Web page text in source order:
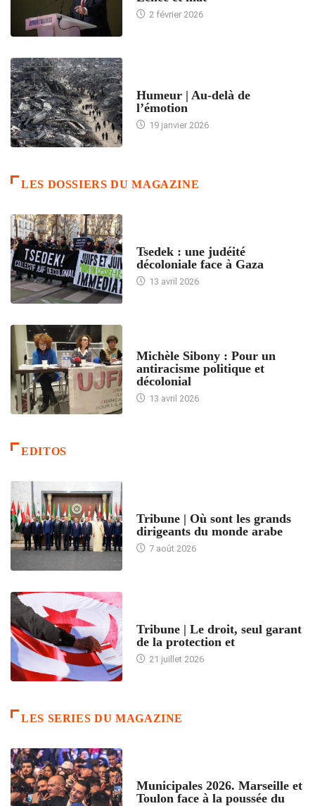
2 février 2026
Humeur | Au-delà de
l’émotion
19 janvier 2026
LES DOSSIERS DU MAGAZINE
Tsedek : une judéité
décoloniale face à Gaza
13 avril 2026
Michèle Sibony : Pour un
antiracisme politique et
décolonial
13 avril 2026
EDITOS
Tribune | Où sont les grands
dirigeants du monde arabe
7 août 2026
Tribune | Le droit, seul garant
de la protection et
21 juillet 2026
LES SERIES DU MAGAZINE
Municipales 2026. Marseille et
Toulon face à la poussée du